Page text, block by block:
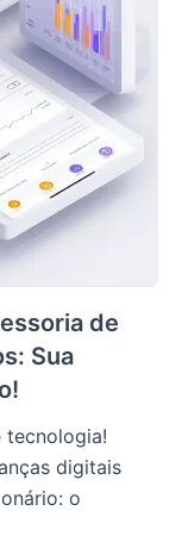
de
Sua
tecnologia!
digitais
o